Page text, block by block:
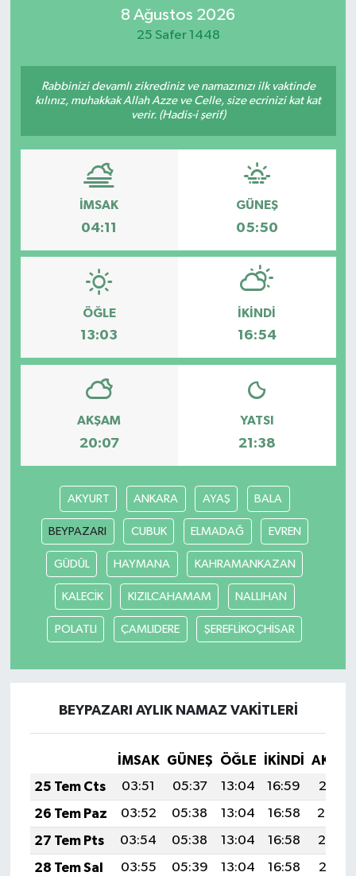
8 Ağustos 2026
25 Safer 1448
Rabbinizi devamlı zikrediniz ve namazınızı ilk vaktinde
kılınız, muhakkak Allah Azze ve Celle, size ecrinizi kat kat
verir. (Hadis-i şerif)
İMSAK
04:11
GÜNEŞ
05:50
ÖĞLE
13:03
İKINDI
16:54
AKŞAM
20:07
YATSI
21:38
AKYURT ANKARA AYAŞ BALA
BEYPAZARI CUBUK ELMADAĞ EVREN
GÜDÜL HAYMANA KAHRAMANKAZAN
KALECİK KIZILCAHAMAM NALLIHAN
POLATLI ÇAMLIDERE ŞEREFLİKOÇHİSAR
BEYPAZARI AYLIK NAMAZ VAKITLERI
İMSAK GÜNEŞ ÖĞLE İKINDI
25 Tem Cts
03:51 05:37 13:04 16:59
20:21
26 Tem Paz
03:52 05:38 13:04 16:58
20:20
27 Tem Pts
03:54 05:38 13:04 16:58
20:19
28 Tem Sal
03:55 05:39 13:04 16:58
20:18
Teknoloji
TRABZON
TRABZONSPOR